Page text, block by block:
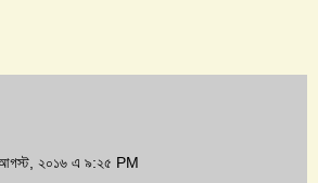
২০১৬ এ ৯:২৫ PM